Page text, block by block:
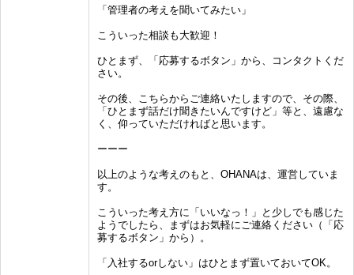
「管理者の考えを聞いてみたい」
こういった相談も大歓迎！
ひとまず、「応募するボタン」から、コンタクトくだ
さい。
その後、こちらからご連絡いたしますので、その際、
「ひとまず話だけ聞きたいんですけど」等と、遠慮な
く、仰っていただければと思います。
ーーー
以上のような考えのもと、OHANAは、運営していま
す。
こういった考え方に「いいなっ！」と少しでも感じた
ようでしたら、まずはお気軽にご連絡ください（「応
募するボタン」から）。
「入社するorしない」はひとまず置いておいてOK。